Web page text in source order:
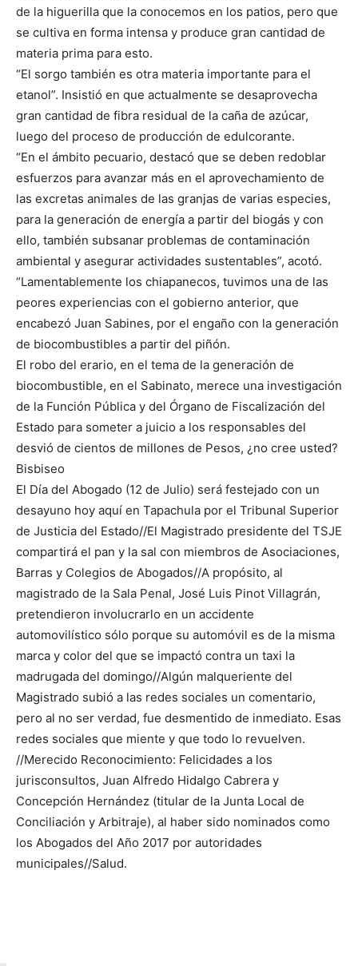
de la higuerilla que la conocemos en los patios, pero que
se cultiva en forma intensa y produce gran cantidad de
materia prima para esto.
“El sorgo también es otra materia importante para el
etanol”. Insistió en que actualmente se desaprovecha
gran cantidad de fibra residual de la caña de azúcar,
luego del proceso de producción de edulcorante.
“En el ámbito pecuario, destacó que se deben redoblar
esfuerzos para avanzar más en el aprovechamiento de
las excretas animales de las granjas de varias especies,
para la generación de energía a partir del biogás y con
ello, también subsanar problemas de contaminación
ambiental y asegurar actividades sustentables”, acotó.
“Lamentablemente los chiapanecos, tuvimos una de las
peores experiencias con el gobierno anterior, que
encabezó Juan Sabines, por el engaño con la generación
de biocombustibles a partir del piñón.
El robo del erario, en el tema de la generación de
biocombustible, en el Sabinato, merece una investigación
de la Función Pública y del Órgano de Fiscalización del
Estado para someter a juicio a los responsables del
desvió de cientos de millones de Pesos, ¿no cree usted?
Bisbiseo
El Día del Abogado (12 de Julio) será festejado con un
desayuno hoy aquí en Tapachula por el Tribunal Superior
de Justicia del Estado//El Magistrado presidente del TSJE
compartirá el pan y la sal con miembros de Asociaciones,
Barras y Colegios de Abogados//A propósito, al
magistrado de la Sala Penal, José Luis Pinot Villagrán,
pretendieron involucrarlo en un accidente
automovilístico sólo porque su automóvil es de la misma
marca y color del que se impactó contra un taxi la
madrugada del domingo//Algún malqueriente del
Magistrado subió a las redes sociales un comentario,
pero al no ser verdad, fue desmentido de inmediato. Esas
redes sociales que miente y que todo lo revuelven.
//Merecido Reconocimiento: Felicidades a los
jurisconsultos, Juan Alfredo Hidalgo Cabrera y
Concepción Hernández (titular de la Junta Local de
Conciliación y Arbitraje), al haber sido nominados como
los Abogados del Año 2017 por autoridades
municipales//Salud.